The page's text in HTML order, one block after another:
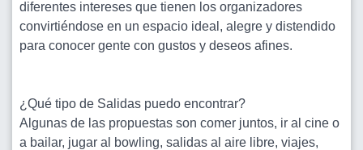
diferentes intereses que tienen los organizadores
convirtiéndose en un espacio ideal, alegre y distendido
para conocer gente con gustos y deseos afines.
¿Qué tipo de Salidas puedo encontrar?
Algunas de las propuestas son comer juntos, ir al cine o
a bailar, jugar al bowling, salidas al aire libre, viajes,